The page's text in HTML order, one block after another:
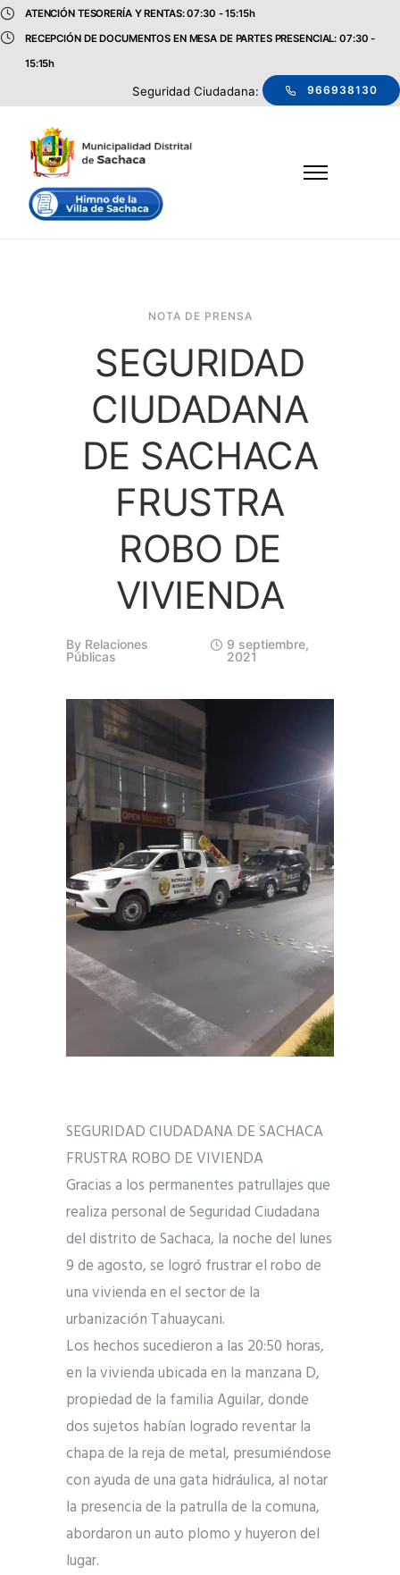
ATENCIÓN TESORERÍA Y RENTAS: 07:30 - 15:15h
RECEPCIÓN DE DOCUMENTOS EN MESA DE PARTES PRESENCIAL: 07:30 -
15:15h
Seguridad Ciudadana: 966938130
NOTA DE PRENSA
SEGURIDAD
CIUDADANA
DE SACHACA
FRUSTRA
ROBO DE
VIVIENDA
By Relaciones
Públicas
9 septiembre,
2021
SEGURIDAD CIUDADANA DE SACHACA
FRUSTRA ROBO DE VIVIENDA
Gracias a los permanentes patrullajes que
realiza personal de Seguridad Ciudadana
del distrito de Sachaca, la noche del lunes
9 de agosto, se logró frustrar el robo de
una vivienda en el sector de la
urbanización Tahuaycani.
Los hechos sucedieron a las 20:50 horas,
en la vivienda ubicada en la manzana D,
propiedad de la familia Aguilar, donde
dos sujetos habían logrado reventar la
chapa de la reja de metal, presumiéndose
con ayuda de una gata hidráulica, al notar
la presencia de la patrulla de la comuna,
abordaron un auto plomo y huyeron del
lugar.